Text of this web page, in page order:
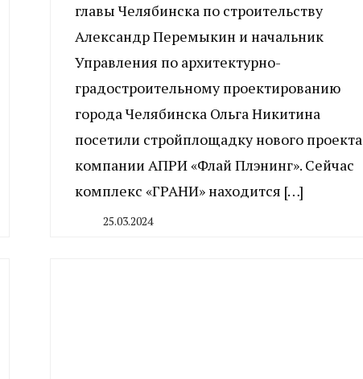
главы Челябинска по строительству
Александр Перемыкин и начальник
Управления по архитектурно-
градостроительному проектированию
города Челябинска Ольга Никитина
посетили стройплощадку нового проекта
компании АПРИ «Флай Плэнинг». Сейчас
комплекс «ГРАНИ» находится […]
25.03.2024